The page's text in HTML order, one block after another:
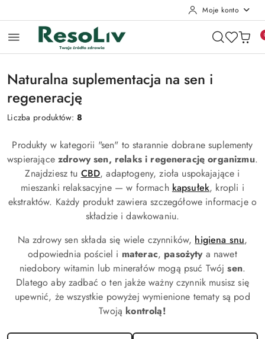
Moje konto
Naturalna suplementacja na sen i
regenerację
Liczba produktów:8
Produkty w kategorii "sen" to starannie dobrane suplementy
wspierające zdrowy sen, relaks i regenerację organizmu.
Znajdziesz tu CBD, adaptogeny, zioła uspokajające i
mieszanki relaksacyjne — w formach kapsułek, kropli i
ekstraktów. Każdy produkt zawiera szczegółowe informacje o
składzie i dawkowaniu.
Na zdrowy sen składa się wiele czynników, higiena snu,
odpowiednia pościel i materac, pasożytya nawet
niedobory witamin lub minerałów mogą psuć Twójsen.
Dlatego aby zadbać o ten jakże ważny czynnik musisz się
upewnić, że wszystkie powyżej wymienione tematy są pod
Twoją kontrolą!